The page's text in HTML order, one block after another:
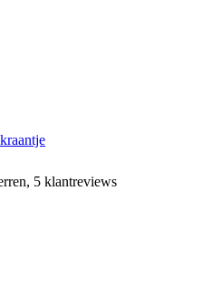
5 klantreviews